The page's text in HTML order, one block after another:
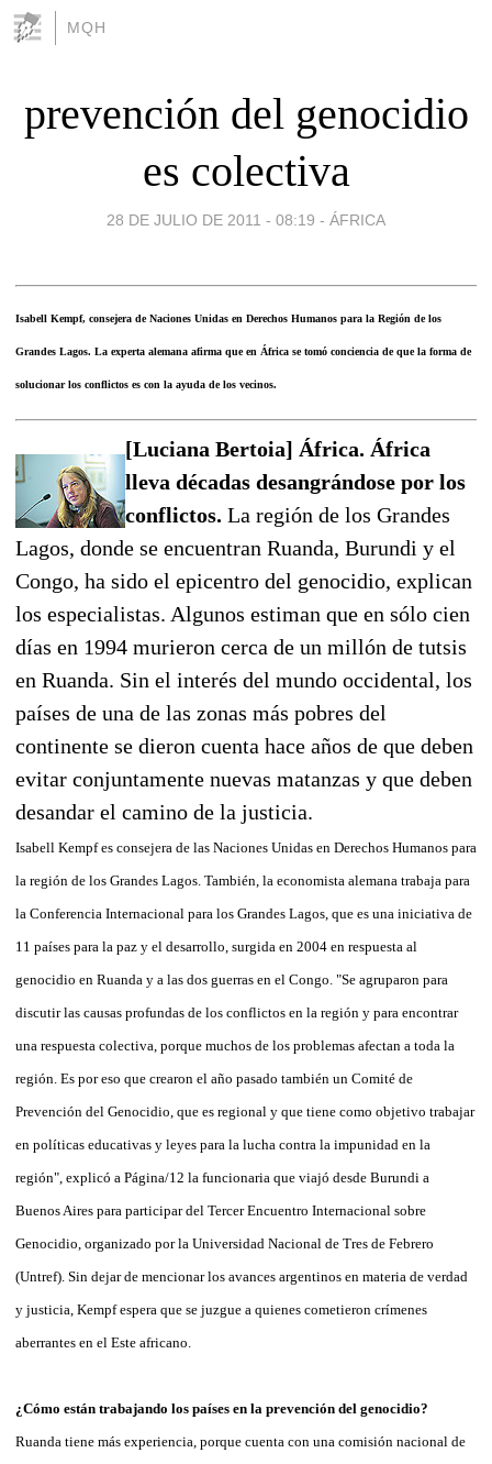
MQH
prevención del genocidio
es colectiva
28 DE JULIO DE 2011 - 08:19 - ÁFRICA
Isabell Kempf, consejera de Naciones Unidas en Derechos Humanos para la Región de los
Grandes Lagos. La experta alemana afirma que en África se tomó conciencia de que la forma de
solucionar los conflictos es con la ayuda de los vecinos.
[Luciana Bertoia] África. África
lleva décadas desangrándose por los
conflictos. La región de los Grandes
Lagos, donde se encuentran Ruanda, Burundi y el
Congo, ha sido el epicentro del genocidio, explican
los especialistas. Algunos estiman que en sólo cien
días en 1994 murieron cerca de un millón de tutsis
en Ruanda. Sin el interés del mundo occidental, los
países de una de las zonas más pobres del
continente se dieron cuenta hace años de que deben
evitar conjuntamente nuevas matanzas y que deben
desandar el camino de la justicia.
Isabell Kempf es consejera de las Naciones Unidas en Derechos Humanos para
la región de los Grandes Lagos. También, la economista alemana trabaja para
la Conferencia Internacional para los Grandes Lagos, que es una iniciativa de
11 países para la paz y el desarrollo, surgida en 2004 en respuesta al
genocidio en Ruanda y a las dos guerras en el Congo. "Se agruparon para
discutir las causas profundas de los conflictos en la región y para encontrar
una respuesta colectiva, porque muchos de los problemas afectan a toda la
región. Es por eso que crearon el año pasado también un Comité de
Prevención del Genocidio, que es regional y que tiene como objetivo trabajar
en políticas educativas y leyes para la lucha contra la impunidad en la
región", explicó a Página/12 la funcionaria que viajó desde Burundi a
Buenos Aires para participar del Tercer Encuentro Internacional sobre
Genocidio, organizado por la Universidad Nacional de Tres de Febrero
(Untref). Sin dejar de mencionar los avances argentinos en materia de verdad
y justicia, Kempf espera que se juzgue a quienes cometieron crímenes
aberrantes en el Este africano.
¿Cómo están trabajando los países en la prevención del genocidio?
Ruanda tiene más experiencia, porque cuenta con una comisión nacional de